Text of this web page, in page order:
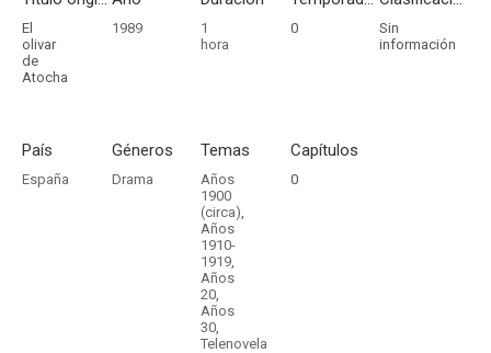
El
olivar
de
Atocha
1989
1
hora
0
Sin
información
País
España
Géneros
Drama
Temas
Años
1900
(circa),
Años
1910-
1919,
Años
20,
Años
30,
Telenovela
Capítulos
0